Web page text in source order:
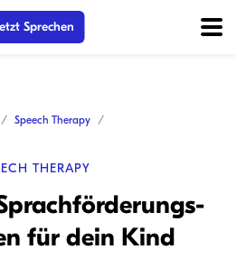
Sprechen
Speech Therapy
THERAPY
für dein Kind